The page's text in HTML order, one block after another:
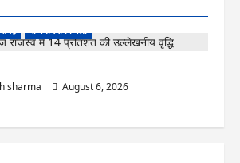
राजनांदगांव जिला
sharma
August 6, 2026